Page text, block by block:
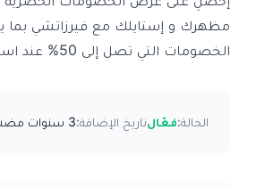
مظهرك و إستايلك مع فيرزاتشي بما
الخصومات التي تصل إلى 50% عند استخدام كود خصم فيرزاتشي للملابس .
الحالة:فعّالتاريخ الإضافة:3 سنوات مضت